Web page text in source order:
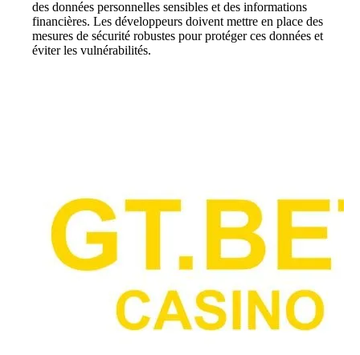
des données personnelles sensibles et des informations
financières. Les développeurs doivent mettre en place des
mesures de sécurité robustes pour protéger ces données et
éviter les vulnérabilités.